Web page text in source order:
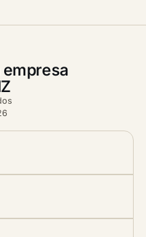
empresa